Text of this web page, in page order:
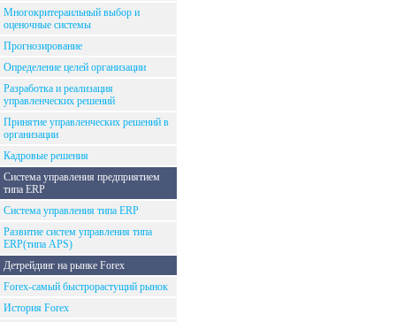
Многокритераильный выбор и
оценочные системы
Прогнозирование
Определение целей организации
Разработка и реализация
управленческих решений
Принятие управленческих решений в
организации
Кадровые решения
Система управления предприятием
типа ERP
Система управления типа ERP
Развитие систем управления типа
ERP(типа APS)
Детрейдинг на рынке Forex
Forex-самый быстрорастущий рынок
История Forex